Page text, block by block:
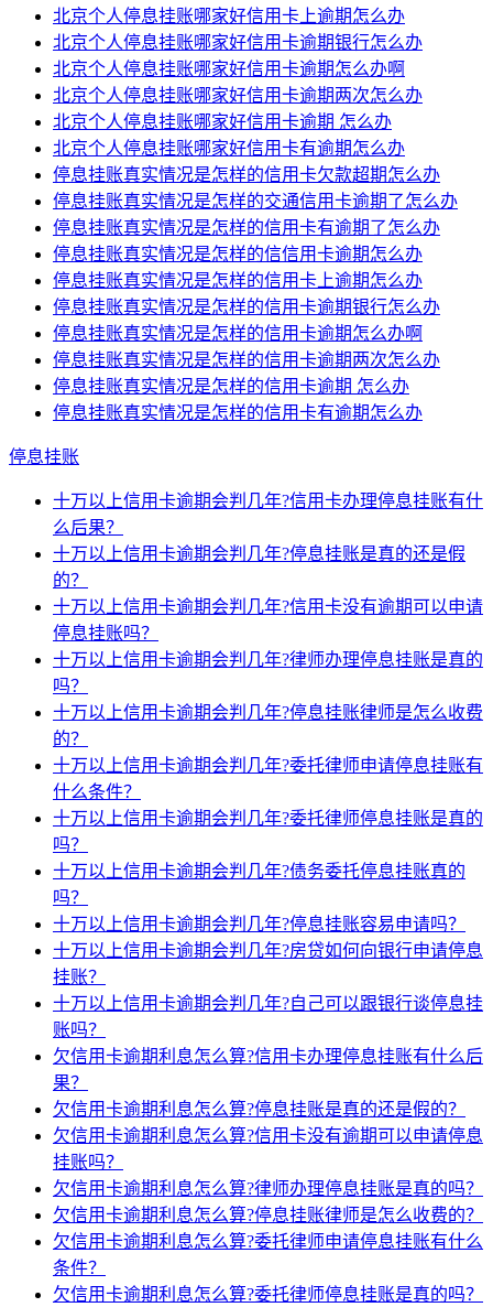
北京个人停息挂账哪家好信用卡上逾期怎么办
北京个人停息挂账哪家好信用卡逾期银行怎么办
北京个人停息挂账哪家好信用卡逾期怎么办啊
北京个人停息挂账哪家好信用卡逾期两次怎么办
北京个人停息挂账哪家好信用卡逾期 怎么办
北京个人停息挂账哪家好信用卡有逾期怎么办
停息挂账真实情况是怎样的信用卡欠款超期怎么办
停息挂账真实情况是怎样的交通信用卡逾期了怎么办
停息挂账真实情况是怎样的信用卡有逾期了怎么办
停息挂账真实情况是怎样的信信用卡逾期怎么办
停息挂账真实情况是怎样的信用卡上逾期怎么办
停息挂账真实情况是怎样的信用卡逾期银行怎么办
停息挂账真实情况是怎样的信用卡逾期怎么办啊
停息挂账真实情况是怎样的信用卡逾期两次怎么办
停息挂账真实情况是怎样的信用卡逾期 怎么办
停息挂账真实情况是怎样的信用卡有逾期怎么办
停息挂账
十万以上信用卡逾期会判几年?信用卡办理停息挂账有什
么后果？
十万以上信用卡逾期会判几年?停息挂账是真的还是假
的？
十万以上信用卡逾期会判几年?信用卡没有逾期可以申请
停息挂账吗？
十万以上信用卡逾期会判几年?律师办理停息挂账是真的
吗？
十万以上信用卡逾期会判几年?停息挂账律师是怎么收费
的？
十万以上信用卡逾期会判几年?委托律师申请停息挂账有
什么条件？
十万以上信用卡逾期会判几年?委托律师停息挂账是真的
吗？
十万以上信用卡逾期会判几年?债务委托停息挂账真的
吗？
十万以上信用卡逾期会判几年?停息挂账容易申请吗？
十万以上信用卡逾期会判几年?房贷如何向银行申请停息
挂账？
十万以上信用卡逾期会判几年?自己可以跟银行谈停息挂
账吗？
欠信用卡逾期利息怎么算?信用卡办理停息挂账有什么后
果？
欠信用卡逾期利息怎么算?停息挂账是真的还是假的？
欠信用卡逾期利息怎么算?信用卡没有逾期可以申请停息
挂账吗？
欠信用卡逾期利息怎么算?律师办理停息挂账是真的吗？
欠信用卡逾期利息怎么算?停息挂账律师是怎么收费的？
欠信用卡逾期利息怎么算?委托律师申请停息挂账有什么
条件？
欠信用卡逾期利息怎么算?委托律师停息挂账是真的吗？